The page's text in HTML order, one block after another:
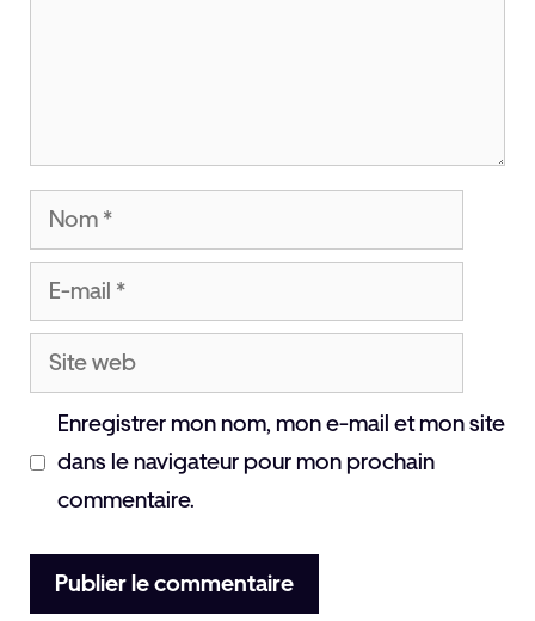
Nom
mail
Site
web
Enregistrer mon nom, mon e-mail et mon site
dans le navigateur pour mon prochain
commentaire.